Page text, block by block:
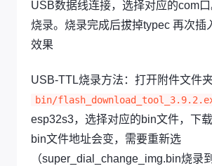
USB数据线连接，选择对应的com
烧录。烧录完成后拔掉typec 再次插
效果
USB-TTL烧录方法：打开附件文件
bin/
esp32s3，选择对应的bin文件，下
bin文件地址会变，需要重新选
（super_dial_change_img.bin烧录